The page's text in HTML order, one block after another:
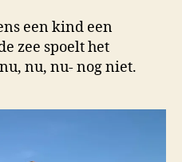
een kind een
zee spoelt het
nu, nu- nog niet.